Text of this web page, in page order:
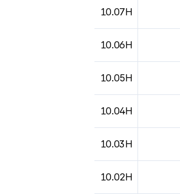
10.07H
10.06H
10.05H
10.04H
10.03H
10.02H